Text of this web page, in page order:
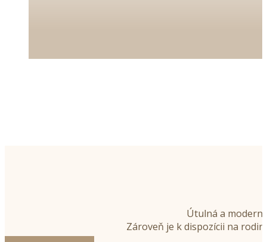
Útulná a
Zároveň je k dispozícii na